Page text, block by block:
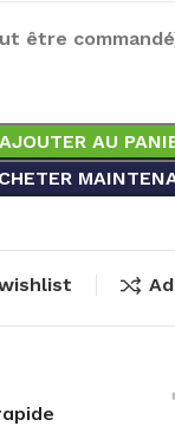
être
AJOUTER AU